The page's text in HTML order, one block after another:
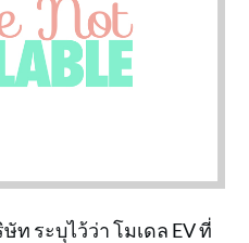
ระบุไว้ว่า โมเดล EV ที่